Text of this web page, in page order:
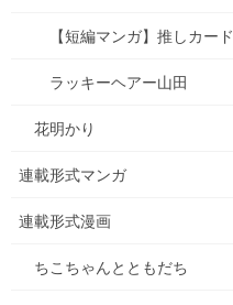
【短編マンガ】推しカード
ラッキーヘアー山田
花明かり
連載形式マンガ
連載形式漫画
ちこちゃんとともだち